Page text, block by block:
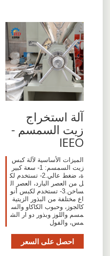
آلة استخراج
زيت السمسم -
IEEO
الميزات الأساسية لآلة كبس
زيت السمسم: 1- سعة كبير
ة، ضغط عالي.2- تستخدم لك
ل من العصر البارد، العصر ال
ساخن.3- تستخدم لكبس أنو
اع مختلفة من البذور الزيتية
كالجوز، وحبوب الكاكاو والس
مسم واللوز وبذور دو ار الش
مس، والفول
احصل على السعر